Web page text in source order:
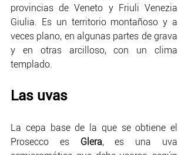
provincias de Veneto y Friuli Venezia
Giulia. Es un territorio montañoso y a
veces plano, en algunas partes de grava
y en otras arcilloso, con un clima
templado.
Las uvas
La cepa base de la que se obtiene el
Prosecco es Glera, es una uva